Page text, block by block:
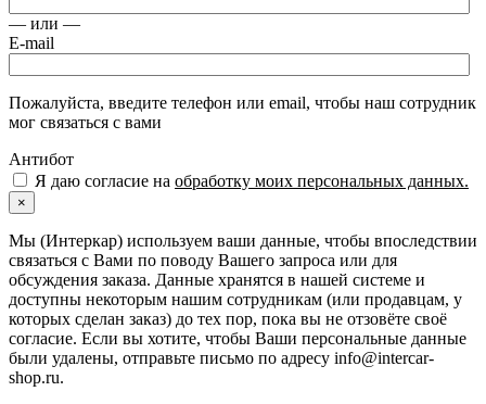
— или —
E-mail
Пожалуйста, введите телефон или email, чтобы наш сотрудник
мог связаться с вами
Антибот
Я даю согласие на обработку моих персональных данных.
×
Мы (Интеркар) используем ваши данные, чтобы впоследствии
связаться с Вами по поводу Вашего запроса или для
обсуждения заказа. Данные хранятся в нашей системе и
доступны некоторым нашим сотрудникам (или продавцам, у
которых сделан заказ) до тех пор, пока вы не отзовёте своё
согласие. Если вы хотите, чтобы Ваши персональные данные
были удалены, отправьте письмо по адресу info@intercar-
shop.ru.